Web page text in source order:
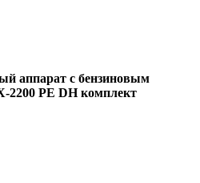
аппарат с бензиновым
2200 PE DH комплект